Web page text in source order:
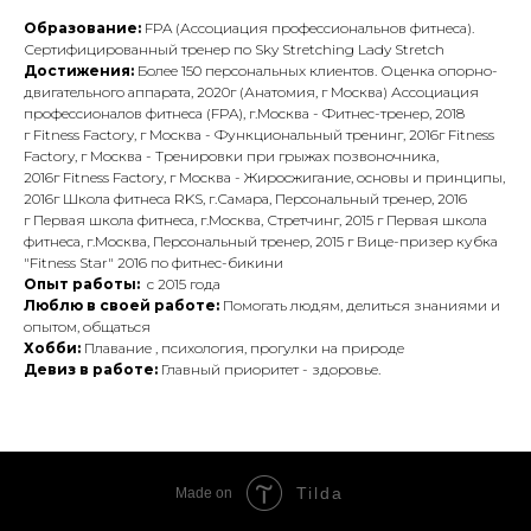
Образование: FPA (Ассоциация профессиональнов фитнеса).
Сертифицированный тренер по Sky Stretching Lady Stretch
Достижения: Более 150 персональных клиентов. Оценка опорно-
двигательного аппарата, 2020г (Анатомия, г Москва) Ассоциация
профессионалов фитнеса (FPA), г.Москва - Фитнес-тренер, 2018
г Fitness Factory, г Москва - Функциональный тренинг, 2016г Fitness
Factory, г Москва - Тренировки при грыжах позвоночника,
2016г Fitness Factory, г Москва - Жиросжигание, основы и принципы,
2016г Школа фитнеса RKS, г.Самара, Персональный тренер, 2016
г Первая школа фитнеса, г.Москва, Стретчинг, 2015 г Первая школа
фитнеса, г.Москва, Персональный тренер, 2015 г Вице-призер кубка
"Fitness Star" 2016 по фитнес-бикини
Опыт работы: с 2015 года
Люблю в своей работе: Помогать людям, делиться знаниями и
опытом, общаться
Хобби: Плавание , психология, прогулки на природе
Девиз в работе: Главный приоритет - здоровье.
Made on Tilda